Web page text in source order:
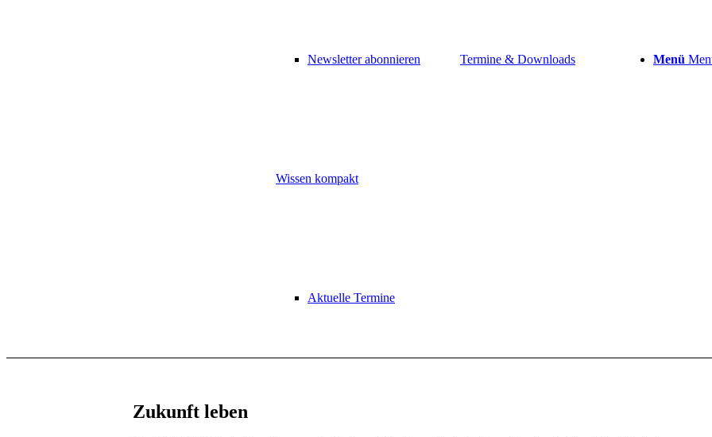
Newsletter abonnieren Termine & Downloads
Wissen kompakt
Aktuelle Termine
Menü
Zukunft leben